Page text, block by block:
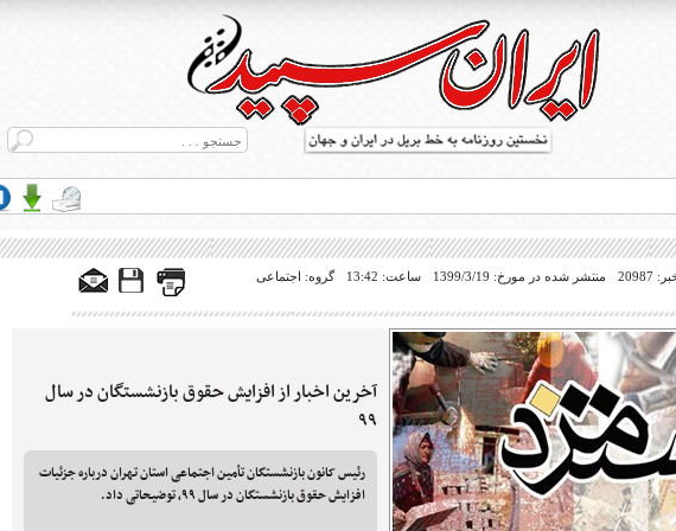
بریل در جهان
منتشر شده در مورخ: 1399/3/19 ساعت: 13:42 گروه: اجتماعی
آخرین اخبار از افزایش حقوق بازنشستگان در سال
۹۹
رئیس کانون بازنشستگان تأمین اجتماعی استان تهران درباره جزئیات
افزایش حقوق بازنشستگان در سال ۹۹، توضیحاتی داد.